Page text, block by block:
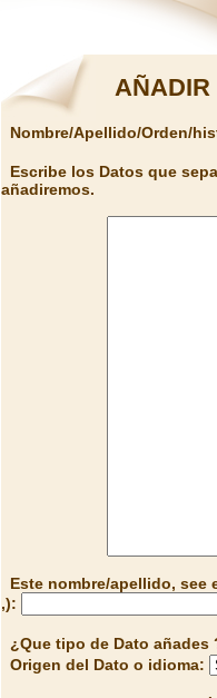
AÑADIR
Nombre/Apellido/Orden/
Escribe los Datos que
añadiremos.
Este nombre/apellido,
,):
¿Que tipo de Dato añades
Origen del Dato o idioma: